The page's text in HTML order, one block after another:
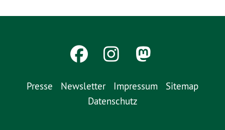
Presse Newsletter Impressum
Sitemap
Datenschutz